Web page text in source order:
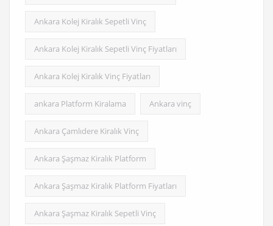
Ankara Kolej Kiralık Sepetli Vinç
Ankara Kolej Kiralık Sepetli Vinç Fiyatları
Ankara Kolej Kiralık Vinç Fiyatları
ankara Platform Kiralama Ankara vinç
Ankara Çamlıdere Kiralık Vinç
Ankara Şaşmaz Kiralık Platform
Ankara Şaşmaz Kiralık Platform Fiyatları
Ankara Şaşmaz Kiralık Sepetli Vinç